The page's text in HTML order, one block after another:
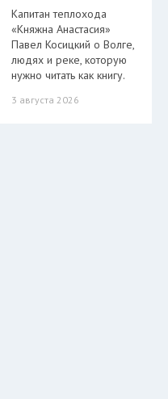
Капитан теплохода
«Княжна Анастасия»
Павел Косицкий о Волге,
людях и реке, которую
нужно читать как книгу.
3 августа 2026